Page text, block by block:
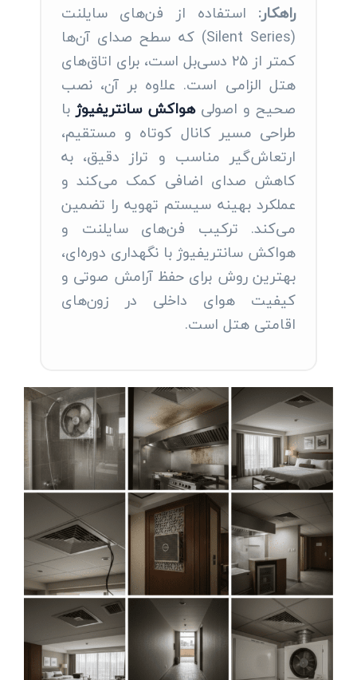
راهکار: استفاده از فن‌های سایلنت
(Silent Series) که سطح صدای آن‌ها
کمتر از ۲۵ دسی‌بل است، برای اتاق‌های
هتل الزامی است. علاوه بر آن، نصب
صحیح و اصولیهواکش سانتریفیوژبا
طراحی مسیر کانال کوتاه و مستقیم،
ارتعاش‌گیر مناسب و تراز دقیق، به
کاهش صدای اضافی کمک می‌کند و
عملکرد بهینه سیستم تهویه را تضمین
می‌کند. ترکیب فن‌های سایلنت و
هواکش سانتریفیوژ با نگهداری دوره‌ای،
بهترین روش برای حفظ آرامش صوتی و
کیفیت هوای داخلی در زون‌های
اقامتی هتل است.